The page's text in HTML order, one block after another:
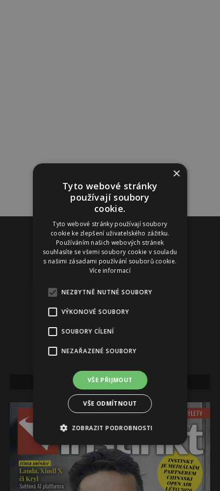
Reklama
NEJNOVĚJŠÍ VYDÁNÍ
×
Tyto webové stránky
používají soubory
cookie.
Tyto webové stránky používají soubory
cookie ke zlepšení uživatelského zážitku.
Používáním našich webových stránek
souhlasíte se všemi soubory cookie v souladu
s našimi zásadami používání souborů cookie.
Více informací
NEZBYTNĚ NUTNÉ SOUBORY
VÝKONOVÉ SOUBORY
SOUBORY CÍLENÍ
NEZAŘAZENÉ SOUBORY
VŠE PŘIJMOUT
VŠE ODMÍTNOUT
ZOBRAZIT PODROBNOSTI